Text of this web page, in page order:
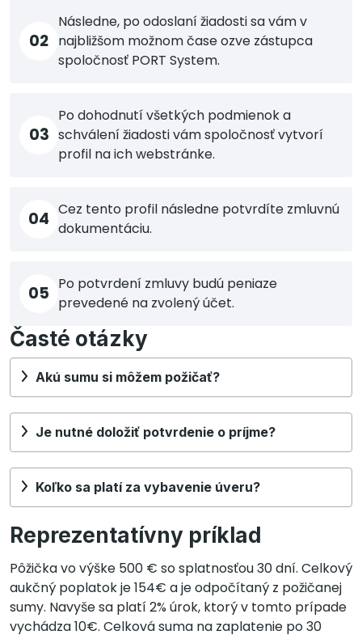
02
Následne, po odoslaní žiadosti sa vám v
najbližšom možnom čase ozve zástupca
spoločnosť PORT System.
03
Po dohodnutí všetkých podmienok a
schválení žiadosti vám spoločnosť vytvorí
profil na ich webstránke.
04 Cez tento profil následne potvrdíte zmluvnú
dokumentáciu.
05 Po potvrdení zmluvy budú peniaze
prevedené na zvolený účet.
Časté otázky
Akú sumu si môžem požičať?
Je nutné doložiť potvrdenie o príjme?
Koľko sa platí za vybavenie úveru?
Reprezentatívny príklad
Pôžička vo výške 500 € so splatnosťou 30 dní. Celkový
aukčný poplatok je 154€ a je odpočítaný z požičanej
sumy. Navyše sa platí 2% úrok, ktorý v tomto prípade
vychádza 10€. Celková suma na zaplatenie po 30